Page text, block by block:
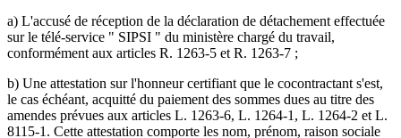
a) L'accusé de réception de la déclaration de détachement effectuée
sur le télé-service " SIPSI " du ministère chargé du travail,
conformément aux articles R. 1263-5 et R. 1263-7 ;
b) Une attestation sur l'honneur certifiant que le cocontractant s'est,
le cas échéant, acquitté du paiement des sommes dues au titre des
amendes prévues aux articles L. 1263-6, L. 1264-1, L. 1264-2 et L.
8115-1. Cette attestation comporte les nom, prénom, raison sociale